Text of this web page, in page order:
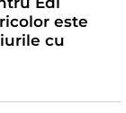
este
cu